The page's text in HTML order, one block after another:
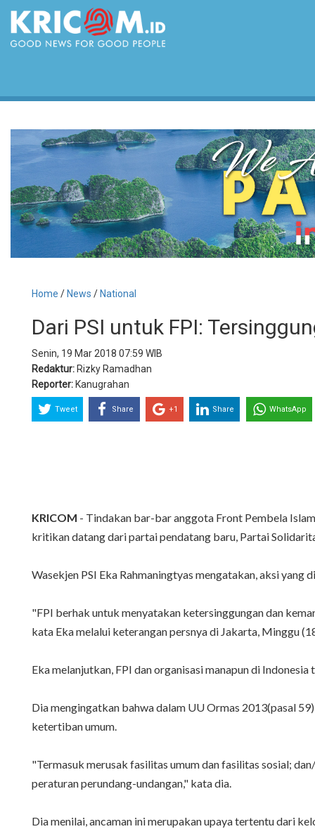
Home / News / National
Dari PSI untuk FPI:
Senin, 19 Mar 2018 07:59 WIB
Redaktur: Rizky Ramadhan
Reporter: Kanugrahan
Tweet Share +1 Share WhatsApp
KRICOM - Tindakan bar-bar anggota Front Pembela
kritikan datang dari partai pendatang baru, Partai
Wasekjen PSI Eka Rahmaningtyas mengatakan, aksi
"FPI berhak untuk menyatakan ketersinggungan dan
kata Eka melalui keterangan persnya di Jakarta, Minggu
Eka melanjutkan, FPI dan organisasi manapun di
Dia mengingatkan bahwa dalam UU Ormas 2013(pasal
ketertiban umum.
"Termasuk merusak fasilitas umum dan fasilitas sosial;
peraturan perundang-undangan," kata dia.
Dia menilai, ancaman ini merupakan upaya tertentu dari